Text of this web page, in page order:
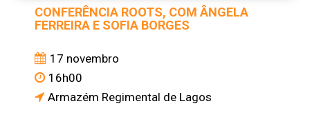
CONFERÊNCIA ROOTS, COM ÂNGELA
FERREIRA E SOFIA BORGES
17 novembro
16h00
Armazém Regimental de Lagos